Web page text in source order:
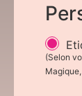
(Selon